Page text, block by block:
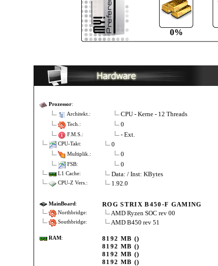
0%
Prozessor:
Architekt.:
CPU - Kerne - 12 Threads
Tech.: 0
F.M.S.: - Ext.
CPU-Takt: 0
Multiplik.: 0
FSB: 0
L1 Cache: Data: / Inst: KBytes
CPU-Z Vers.: 1.92.0
MainBoard: ROG STRIX B450-F GAMING
Northbridge: AMD Ryzen SOC rev 00
Southbridge: AMD B450 rev 51
RAM:
8192 MB ()
8192 MB ()
8192 MB ()
8192 MB ()